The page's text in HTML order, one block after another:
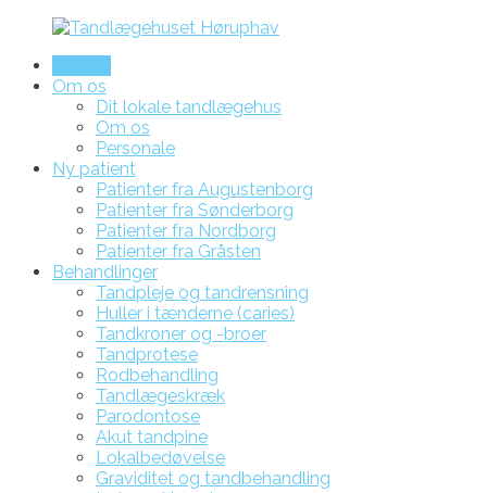
Om os
Dit lokale tandlægehus
Om os
Personale
Ny patient
Patienter fra Augustenborg
Patienter fra Sønderborg
Patienter fra Nordborg
Patienter fra Gråsten
Behandlinger
Tandpleje og tandrensning
Huller i tænderne (caries)
Tandkroner og -broer
Tandprotese
Rodbehandling
Tandlægeskræk
Parodontose
Akut tandpine
Lokalbedøvelse
Graviditet og tandbehandling